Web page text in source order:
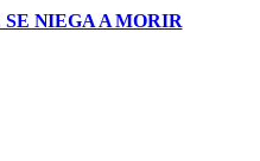
NIEGA A MORIR